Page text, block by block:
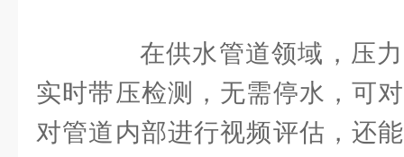
在供水管道领域，压力
实时带压检测，无需停水，可
对管道内部进行视频评估，还